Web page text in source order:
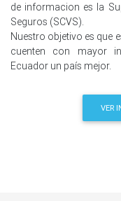
de informacion es la
Seguros (SCVS).
Nuestro objetivo es que
cuenten con mayor
Ecuador un país mejor.
VER